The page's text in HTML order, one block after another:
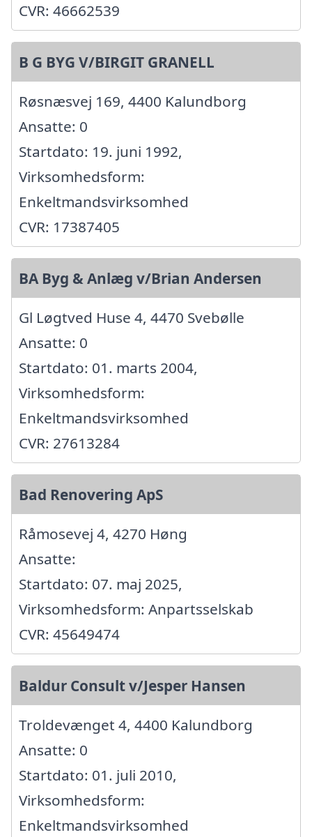
CVR: 46662539
B G BYG V/BIRGIT GRANELL
Røsnæsvej 169, 4400 Kalundborg
Ansatte: 0
Startdato: 19. juni 1992,
Virksomhedsform:
Enkeltmandsvirksomhed
CVR: 17387405
BA Byg & Anlæg v/Brian Andersen
Gl Løgtved Huse 4, 4470 Svebølle
Ansatte: 0
Startdato: 01. marts 2004,
Virksomhedsform:
Enkeltmandsvirksomhed
CVR: 27613284
Bad Renovering ApS
Råmosevej 4, 4270 Høng
Ansatte:
Startdato: 07. maj 2025,
Virksomhedsform: Anpartsselskab
CVR: 45649474
Baldur Consult v/Jesper Hansen
Troldevænget 4, 4400 Kalundborg
Ansatte: 0
Startdato: 01. juli 2010,
Virksomhedsform:
Enkeltmandsvirksomhed